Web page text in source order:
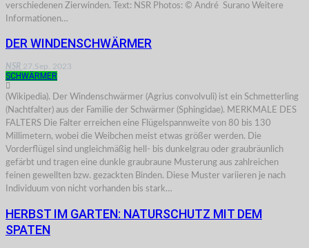
verschiedenen Zierwinden. Text: NSR Photos: © André Surano Weitere
Informationen…
DER WINDENSCHWÄRMER
NSR 27.Sep. 2023
SCHWÄRMER
(Wikipedia). Der Windenschwärmer (Agrius convolvuli) ist ein Schmetterling
(Nachtfalter) aus der Familie der Schwärmer (Sphingidae). MERKMALE DES
FALTERS Die Falter erreichen eine Flügelspannweite von 80 bis 130
Millimetern, wobei die Weibchen meist etwas größer werden. Die
Vorderflügel sind ungleichmäßig hell- bis dunkelgrau oder graubräunlich
gefärbt und tragen eine dunkle graubraune Musterung aus zahlreichen
feinen gewellten bzw. gezackten Binden. Diese Muster variieren je nach
Individuum von nicht vorhanden bis stark…
HERBST IM GARTEN: NATURSCHUTZ MIT DEM
SPATEN